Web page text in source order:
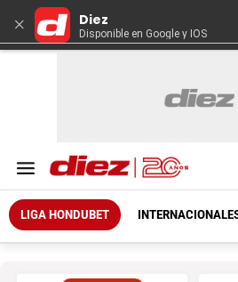
× Diez
Disponible en Google y IOS
LIGA HONDUBET